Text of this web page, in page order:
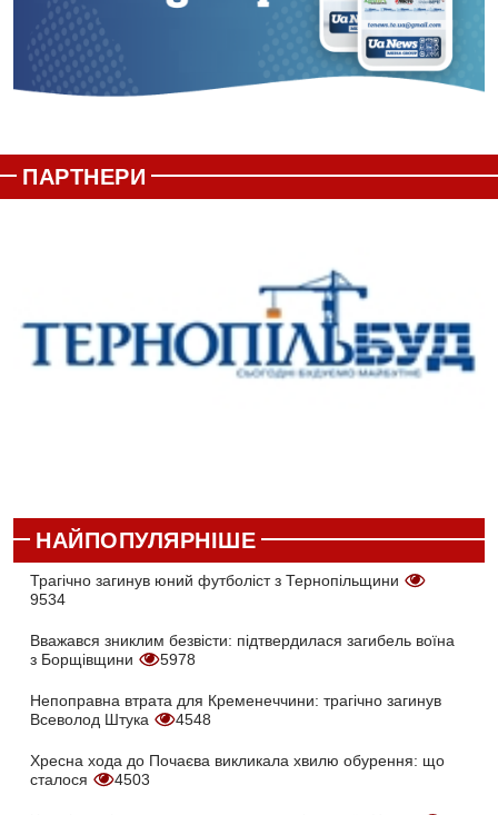
ПАРТНЕРИ
НАЙПОПУЛЯРНІШЕ
Трагічно загинув юний футболіст з Тернопільщини
9534
Вважався зниклим безвісти: підтвердилася загибель воїна
з Борщівщини
5978
Непоправна втрата для Кременеччини: трагічно загинув
Всеволод Штука
4548
Хресна хода до Почаєва викликала хвилю обурення: що
сталося
4503